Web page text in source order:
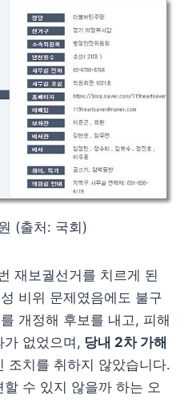
(출처: 국회)
재보궐선거를 치르게 된
비위 문제였음에도 불구
개정해 후보를 내고, 피해
가 없었으며, 당내 2차 가해
조치를 취하지 않았습니다.
수 있지 않을까 하는 오